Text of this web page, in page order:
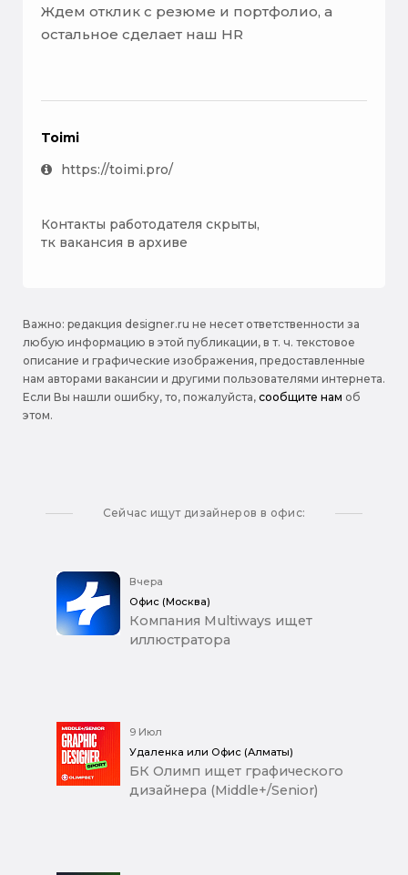
Ждем отклик с резюме и портфолио, а
остальное сделает наш HR
Toimi
https://toimi.pro/
Контакты работодателя скрыты,
тк вакансия в архиве
Важно: pедакция designer.ru не несет ответственности за
любую информацию в этой публикации, в т. ч. текстовое
описание и графические изображения, предоставленные
нам авторами вакансии и другими пользователями интернета.
Если Вы нашли ошибку, то, пожалуйста, сообщите нам об
этом.
Сейчас ищут дизайнеров в офис:
Вчера
Офис (Москва)
Компания Multiways ищет
иллюстратора
9 Июл
Удаленка или Офис (Алматы)
БК Олимп ищет графического
дизайнера (Middle+/Senior)